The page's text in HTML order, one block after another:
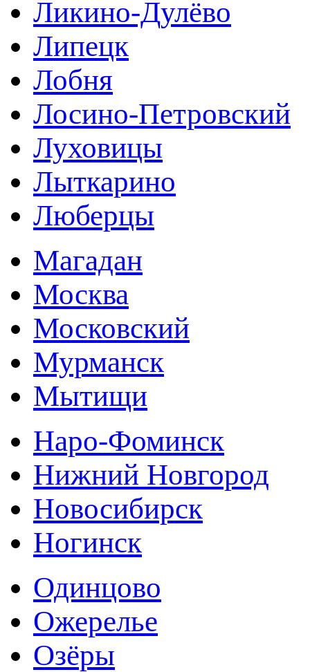
Ликино-Дулёво
Липецк
Лобня
Лосино-Петровский
Луховицы
Лыткарино
Люберцы
Магадан
Москва
Московский
Мурманск
Мытищи
Наро-Фоминск
Нижний Новгород
Новосибирск
Ногинск
Одинцово
Ожерелье
Озёры